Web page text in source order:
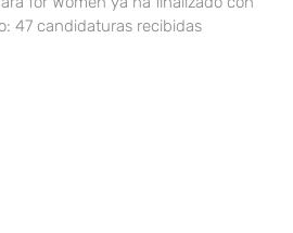
47 candidaturas recibidas